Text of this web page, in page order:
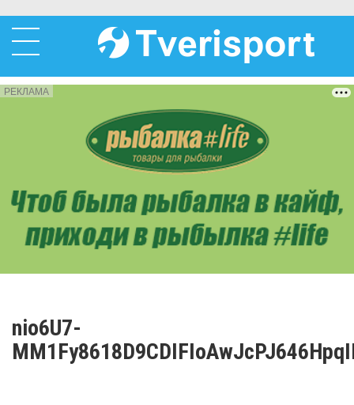
РЕКЛАМА
nio6U7-